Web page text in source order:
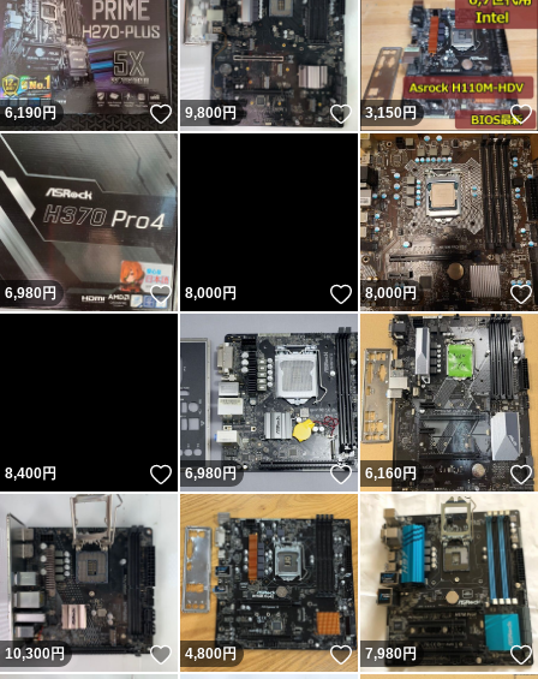
6,190円 いいね！
9,800円 いいね！
3,150円
6,980円 いいね！
8,000円 いいね！
8,000円
8,400円 いいね！
6,980円 いいね！
6,160円
10,300円 いいね！
4,800円 いいね！
7,980円